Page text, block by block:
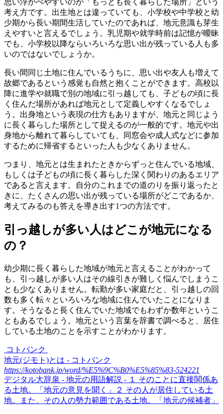
思い浮かべやすいのが「もっとも長く暮らした場所」という
考え方です。出生地とは違っていても、小学校や中学校と幼
少期から長い期間生活していたのであれば、地元意識も芽生
えやすいと言えるでしょう。乳児期や就学時前は記憶が曖昧
でも、小学校以降ならいろいろな思い出が残っている人も多
いのではないでしょうか。
長い間同じ土地に住んでいるうちに、思い出や友人も増えて
故郷であるという感覚も自然と抱くことができます。高校以
降に進学や就職で別の地域に引っ越しても、子どもの頃に長
く住んだ場所があれば地元として定義しやすくなるでしょ
う。出身地という表現の仕方もありますが、地元と同じよう
に長く暮らした場所として捉えるのが一般的です。地元や出
身地から離れて暮らしていても、同窓会や成人式などに参加
するために帰省するといった人も少なくありません。
つまり、地元とは生まれたときからずっと住んでいる地域、
もしくは子どもの頃に長く暮らした深く関わりのあるエリア
であると言えます。自分のこれまでの道のりを振り返ったと
きに、たくさんの思い出が残っている場所がどこであるか、
考えてみるのも答えを導き出す1つの方法です。
引っ越しが多い人はどこが地元になる
の？
幼少期に長く暮らした地域が地元と言えることがわかって
も、引っ越しが多い人はその線引きが難しく悩んでしまうこ
とも少なくありません。転勤が多い家庭だと、引っ越しの回
数も多く転々といろいろな地域に住んでいたことになりま
す。そうなると長く住んでいた地域でもわずか数年というこ
ともあるでしょう。地元という言葉を辞書で調べると、居住
している土地のことを示すことがわかります。
コトバンク
地元(ジモト)とは - コトバンク
https://kotobank.jp/word/%E5%9C%B0%E5%85%83-524221
デジタル大辞泉 - 地元の用語解説 - １ そのことに直接関係あ
る土地。「地元の意見を聞く」２ その人が居住している土
地。また、その人の勢力範囲である土地。「地元の候補者」